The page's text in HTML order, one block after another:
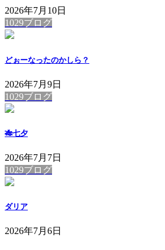
2026年7月10日
1029ブログ
どぉーなったのかしら？
2026年7月9日
1029ブログ
🎋七夕
2026年7月7日
1029ブログ
ダリア
2026年7月6日